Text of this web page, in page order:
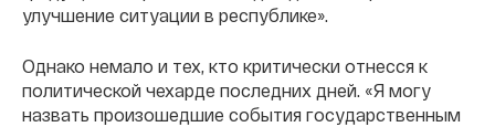
улучшение ситуации в республике».
Однако немало и тех, кто критически отнесся к
политической чехарде последних дней. «Я могу
назвать произошедшие события государственным